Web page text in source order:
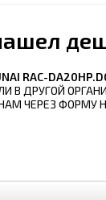
RAC-
В ДРУГОЙ
ЧЕРЕЗ ФОРМУ